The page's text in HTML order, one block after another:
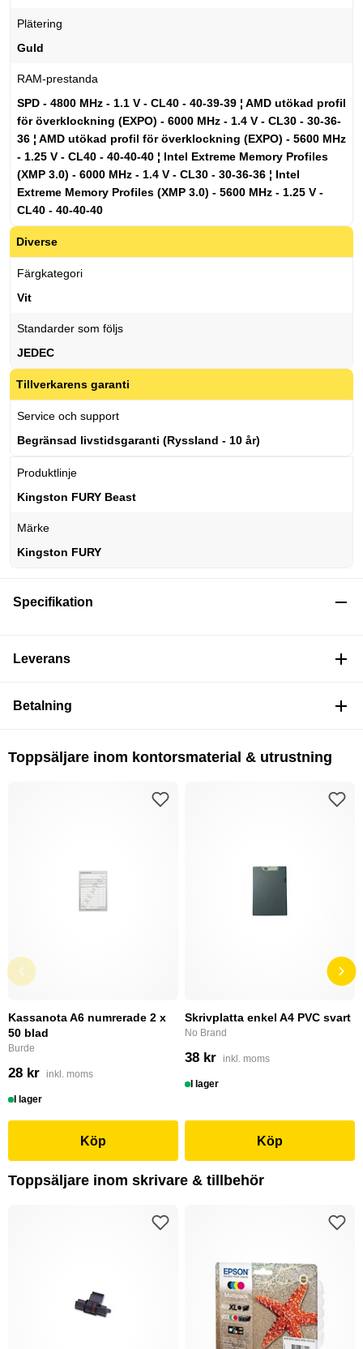
Plätering
Guld
RAM-prestanda
SPD - 4800 MHz - 1.1 V - CL40 - 40-39-39 ¦ AMD utökad profil
för överklockning (EXPO) - 6000 MHz - 1.4 V - CL30 - 30-36-
36 ¦ AMD utökad profil för överklockning (EXPO) - 5600 MHz
- 1.25 V - CL40 - 40-40-40 ¦ Intel Extreme Memory Profiles
(XMP 3.0) - 6000 MHz - 1.4 V - CL30 - 30-36-36 ¦ Intel
Extreme Memory Profiles (XMP 3.0) - 5600 MHz - 1.25 V -
CL40 - 40-40-40
Diverse
Färgkategori
Vit
Standarder som följs
JEDEC
Tillverkarens garanti
Service och support
Begränsad livstidsgaranti (Ryssland - 10 år)
Produktlinje
Kingston FURY Beast
Märke
Kingston FURY
Specifikation
Leverans
Betalning
Toppsäljare inom kontorsmaterial & utrustning
Kassanota A6 numrerade 2 x
50 blad
Burde
28 kr inkl. moms
I lager
Köp
Skrivplatta enkel A4 PVC svart
No Brand
38 kr inkl. moms
I lager
Köp
Toppsäljare inom skrivare & tillbehör